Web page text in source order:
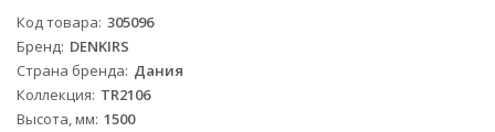
Код товара 305096
Бренд DENKIRS
Страна бренда Дания
Коллекция TR2106
Высота, мм 1500